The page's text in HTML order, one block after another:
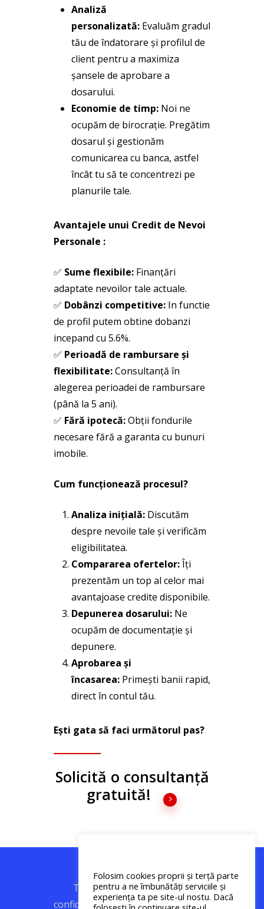
Analiză
personalizată:Evaluăm gradul
tău de îndatorare și profilul de
client pentru a maximiza
șansele de aprobare a
dosarului.
Economie de timp:Noi ne
ocupăm de birocrație. Pregătim
dosarul și gestionăm
comunicarea cu banca, astfel
încât tu să te concentrezi pe
planurile tale.
Avantajele unui Credit de Nevoi
Personale :
✅ Sume flexibile:Finanțări
adaptate nevoilor tale actuale.
✅ Dobânzi competitive:In functie
de profil putem obtine dobanzi
incepand cu 5.6%.
✅ Perioadă de rambursare și
flexibilitate:Consultanță în
alegerea perioadei de rambursare
(până la 5 ani).
✅ Fără ipotecă:Obții fondurile
necesare fără a garanta cu bunuri
imobile.
Cum funcționează procesul?
Analiza inițială:Discutăm
despre nevoile tale și verificăm
eligibilitatea.
Compararea ofertelor:Îți
prezentăm un top al celor mai
avantajoase credite disponibile.
Depunerea dosarului:Ne
ocupăm de documentație și
depunere.
Aprobarea și
încasarea:Primești banii rapid,
direct în contul tău.
Ești gata să faci următorul pas?
Solicită o consultanță
gratuită!
Termeni legali|Politica de
confidențialitate| Politica cookies|
Folosim cookies proprii și terță parte
pentru a ne îmbunătăți serviciile și
experiența ta pe site-ul nostu. Dacă